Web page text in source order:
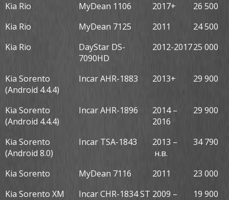
Kia Rio MyDean 1106 2017+
26 500
Kia Rio
MyDean 7125 2011
24 500
Kia Rio
DayStar DS-
7090HD
2012-201725 000
Kia Sorento
(Android 4.4.4)
Incar AHR-1883 2013+ 29 900
Kia Sorento
(Android 4.4.4)
Incar AHR-1896
2014 –
2016
29 900
Kia Sorento
(Android 8.0)
Incar TSA-1843
2013 –
н.в.
34 790
Kia Sorento MyDean 7116 2011
23 000
Kia Sorento XM
Incar CHR-1834 ST 2009 –
19 900